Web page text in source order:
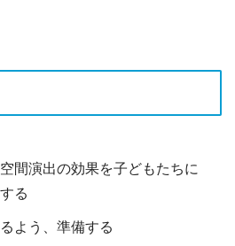
間演出の効果を子どもたちに
る
よう、準備する